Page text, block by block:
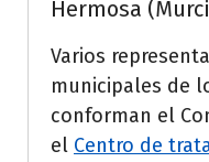
Hermosa
Varios
municipales de
conforman el
el Centro de